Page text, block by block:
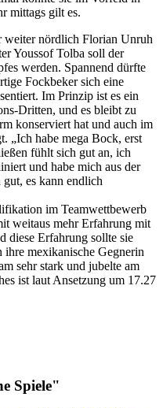
mittags gilt es.
weiter nördlich Florian Unruh
Youssof Tolba soll der
werden. Spannend dürfte
Fockbeker sich eine
Im Prinzip ist es ein
Dritten, und es bleibt zu
konserviert hat und auch im
„Ich habe mega Bock, erst
fühlt sich gut an, ich
und habe mich aus der
es kann endlich
im Teamwettbewerb
weitaus mehr Erfahrung mit
diese Erfahrung sollte sie
ihre mexikanische Gegnerin
sehr stark und jubelte am
ist laut Ansetzung um 17.27
Spiele"